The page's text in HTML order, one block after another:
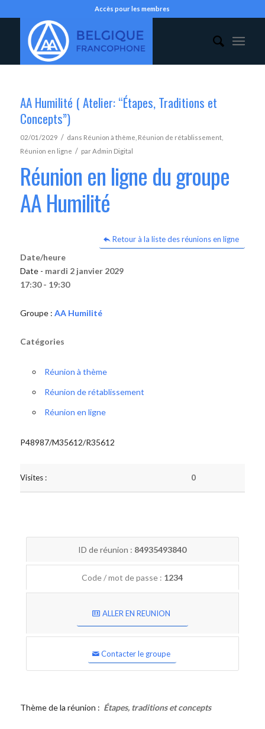
Accès pour les membres
AA Humilité ( Atelier: “Étapes, Traditions et
Concepts”)
02/01/2029 / dans Réunion à thème Réunion de rétablissement,
Réunion en ligne / parAdmin Digital
Réunion en ligne du groupe
AA Humilité
Retour à la liste des réunions en ligne
Date/heure
Date - mardi 2 janvier 2029
17:30 - 19:30
Groupe : AA Humilité
Catégories
Réunion à thème
Réunion de rétablissement
Réunion en ligne
P48987/M35612/R35612
Visites : 0
ID de réunion : 84935493840
Code / mot de passe : 1234
ALLER EN REUNION
Contacter le groupe
Thème de la réunion : Étapes, traditions et concepts